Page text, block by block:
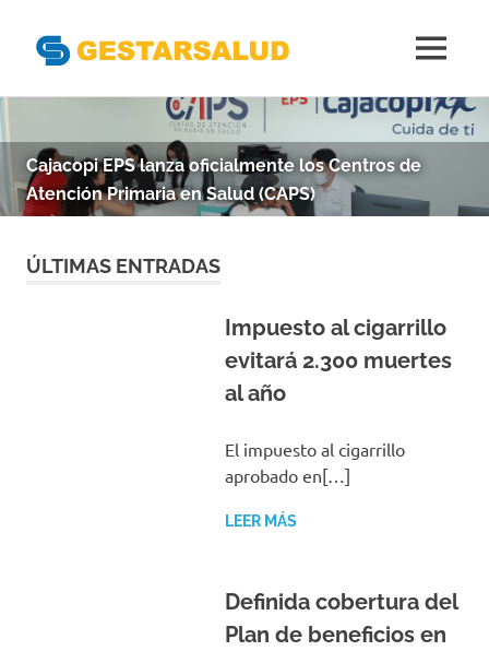
Saltar
al
contenido
Gestoras
del
Aseguramiento
Salud
MENÚ
Cajacopi EPS lanza oficialmente los Centros de
Atención Primaria en Salud (CAPS)
ÚLTIMAS ENTRADAS
Impuesto al cigarrillo
evitará 2.300 muertes
al año
El impuesto al cigarrillo
aprobado en[…]
LEER MÁS
Definida cobertura del
Plan de beneficios en